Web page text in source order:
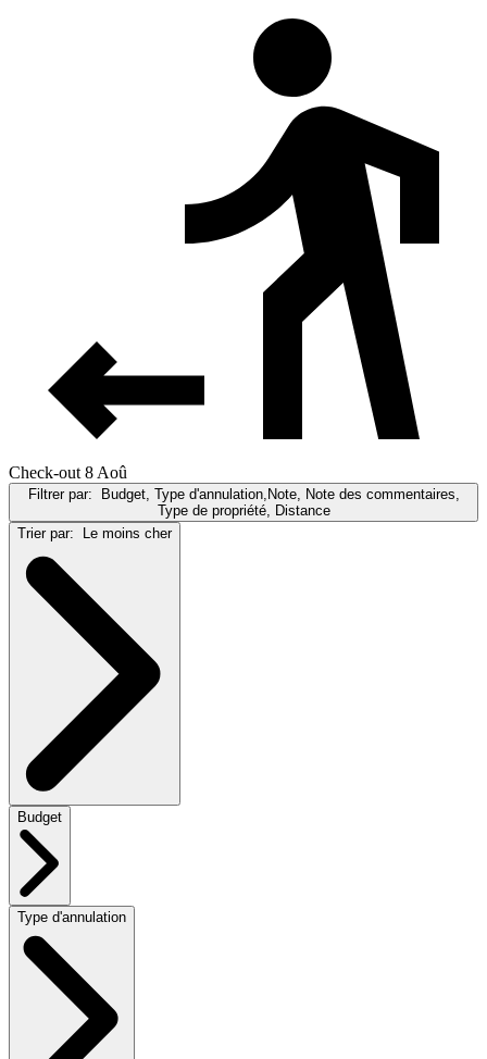
Check-out 8 Aoû
Filtrer par:
Budget, Type d'annulation,Note, Note des commentaires,
Type de propriété, Distance
Trier par:
Le moins cher
Budget
Type d'annulation